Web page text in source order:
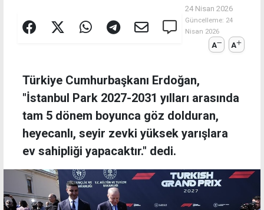
24 Nisan 2026
Güncelleme: 24
Nisan 2026
A A
Türkiye Cumhurbaşkanı Erdoğan,
"İstanbul Park 2027-2031 yılları arasında
tam 5 dönem boyunca göz dolduran,
heyecanlı, seyir zevki yüksek yarışlara
ev sahipliği yapacaktır." dedi.